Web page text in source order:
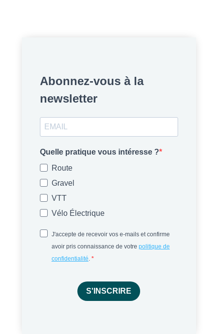
Abonnez-vous à la
newsletter
Quelle pratique vous intéresse ?
Route
Gravel
VTT
Vélo Électrique
J'accepte de recevoir vos e-mails et confirme
avoir pris connaissance de votre politique de
confidentialité.
S'INSCRIRE